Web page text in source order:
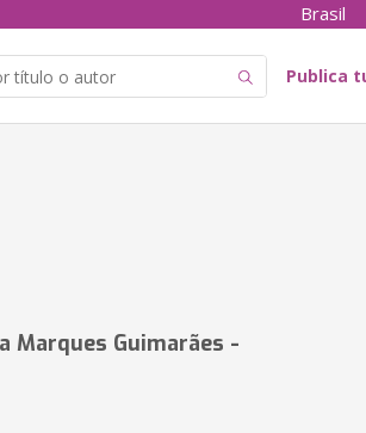
Brasil
Publica
Marques Guimarães -